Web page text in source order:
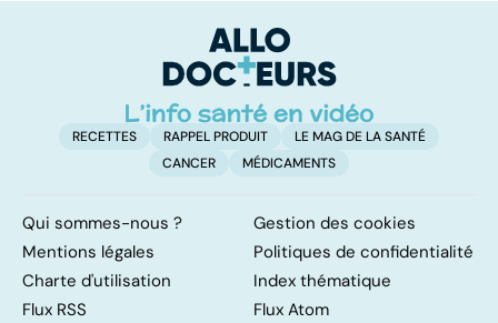
plus redoutés
RECETTES RAPPEL PRODUIT
LE MAG DE LA SANTÉ
CANCER
MÉDICAMENTS
Qui sommes-nous ?
Gestion des cookies
Mentions légales
Politiques de confidentialité
Charte d'utilisation
Index thématique
Flux RSS
Flux Atom